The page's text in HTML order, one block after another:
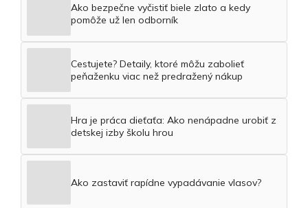
Ako bezpečne vyčistiť biele zlato a kedy
pomôže už len odborník
Cestujete? Detaily, ktoré môžu zabolieť
peňaženku viac než predražený nákup
Hra je práca dieťaťa: Ako nenápadne urobiť z
detskej izby školu hrou
Ako zastaviť rapídne vypadávanie vlasov?